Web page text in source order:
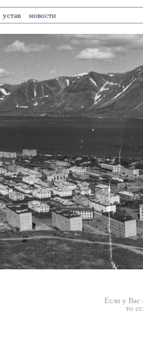
устав новости
Если у Вас
то